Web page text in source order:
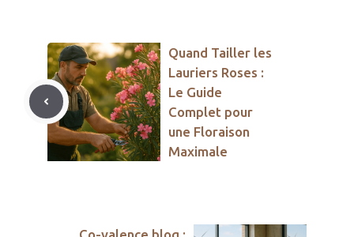
Quand Tailler les
Lauriers Roses :
Le Guide
Complet pour
une Floraison
Maximale
Co-valence blog :